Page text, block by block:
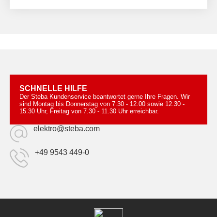
SCHNELLE HILFE
Der Steba Kundenservice beantwortet gerne Ihre Fragen. Wir
sind Montag bis Donnerstag von 7.30 - 12.00 sowie 12.30 -
15.30 Uhr, Freitag von 7.30 - 11.30 Uhr erreichbar.
elektro@steba.com
+49 9543 449-0